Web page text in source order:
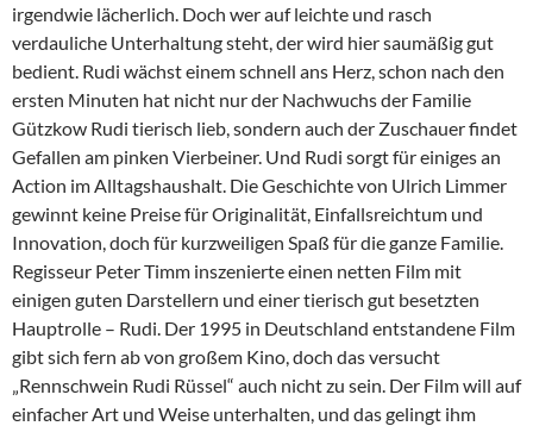
irgendwie lächerlich. Doch wer auf leichte und rasch
verdauliche Unterhaltung steht, der wird hier saumäßig gut
bedient. Rudi wächst einem schnell ans Herz, schon nach den
ersten Minuten hat nicht nur der Nachwuchs der Familie
Gützkow Rudi tierisch lieb, sondern auch der Zuschauer findet
Gefallen am pinken Vierbeiner. Und Rudi sorgt für einiges an
Action im Alltagshaushalt. Die Geschichte von Ulrich Limmer
gewinnt keine Preise für Originalität, Einfallsreichtum und
Innovation, doch für kurzweiligen Spaß für die ganze Familie.
Regisseur Peter Timm inszenierte einen netten Film mit
einigen guten Darstellern und einer tierisch gut besetzten
Hauptrolle – Rudi. Der 1995 in Deutschland entstandene Film
gibt sich fern ab von großem Kino, doch das versucht
„Rennschwein Rudi Rüssel“ auch nicht zu sein. Der Film will auf
einfacher Art und Weise unterhalten, und das gelingt ihm